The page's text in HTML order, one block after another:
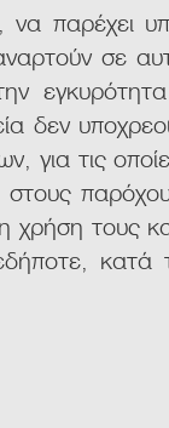
παρέχει
σε
δεν
για τις
στους
χρήση